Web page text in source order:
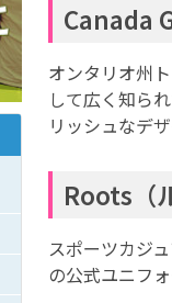
Canada
オンタリオ州
して広く知ら
リッシュなデ
Roots（
スポーツカジ
の公式ユニフ